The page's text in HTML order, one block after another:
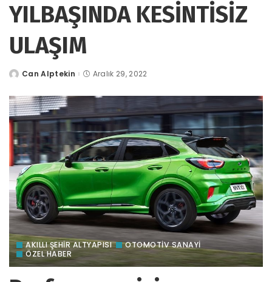
YILBAŞINDA KESİNTİSİZ
ULAŞIM
tarafından
Can Alptekin Aralık 29, 2022
AKILLI ŞEHİR ALTYAPISI
OTOMOTIV SANAYI
ÖZEL HABER